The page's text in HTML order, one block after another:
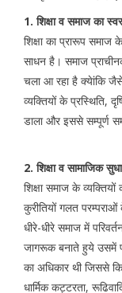
1. शिक्षा व समाज का
शिक्षा का प्रारूप समाज
साधन है। समाज
चला आ रहा है क्येांकि
व्यक्तियों के प्रस्थिति,
डाला और इससे सम्पूर्ण
2. शिक्षा व सामाजिक
शिक्षा समाज के
कुरीतियों गलत
धीरे-धीरे समाज में
जागरूक बनाते हुये उसमें
का अधिकार थी जिससे
धार्मिक कट्टरता,